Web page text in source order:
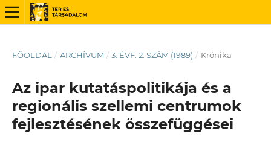
FŐOLDAL / ARCHÍVUM / 3. ÉVF. 2. SZÁM (1989) / Krónika
Az ipar kutatáspolitikája és a
regionális szellemi centrumok
fejlesztésének összefüggései